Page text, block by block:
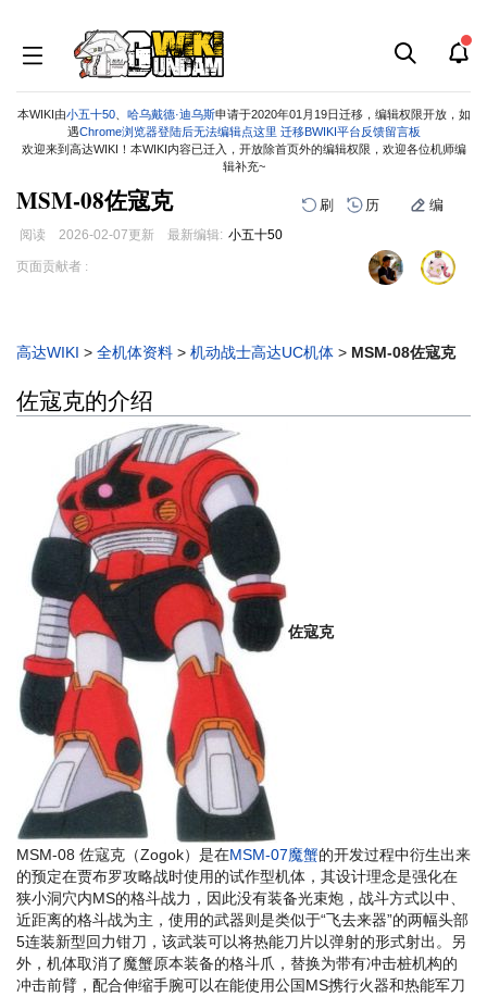
本WIKI由小五十50、 哈乌戴德·迪乌斯申请于2020年01月19日迁移，编辑权限开放，如
遇Chrome浏览器登陆后无法编辑点这里 迁移BWIKI平台反馈留言板
欢迎来到高达WIKI！本WIKI内容已迁入，开放除首页外的编辑权限，欢迎各位机师编
辑补充~
MSM-08佐寇克 刷 历 编
阅读 2026-02-07更新 最新编辑: 小五十50
跳
跳
页面贡献者 :
高达WIKI > 全机体资料 > 机动战士高达UC机体 > MSM-08佐寇克
佐寇克的介绍
佐寇克
MSM-08 佐寇克（Zogok）是在MSM-07魔蟹的开发过程中衍生出来
的预定在贾布罗攻略战时使用的试作型机体，其设计理念是强化在
狭小洞穴内MS的格斗战力，因此没有装备光束炮，战斗方式以中、
近距离的格斗战为主，使用的武器则是类似于“飞去来器”的两幅头部
5连装新型回力钳刀，该武装可以将热能刀片以弹射的形式射出。另
外，机体取消了魔蟹原本装备的格斗爪，替换为带有冲击桩机构的
冲击前臂，配合伸缩手腕可以在能使用公国MS携行火器和热能军刀